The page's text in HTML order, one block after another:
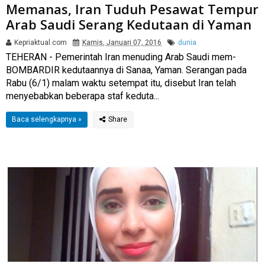
Memanas, Iran Tuduh Pesawat Tempur
Arab Saudi Serang Kedutaan di Yaman
Kepriaktual.com Kamis, Januari 07, 2016 dunia
​​TEHERAN - Pemerintah Iran menuding Arab Saudi mem-
BOMBARDIR kedutaannya di Sanaa, Yaman. Serangan pada
Rabu (6/1) malam waktu setempat itu, disebut Iran telah
menyebabkan beberapa staf keduta...
Baca selengkapnya »